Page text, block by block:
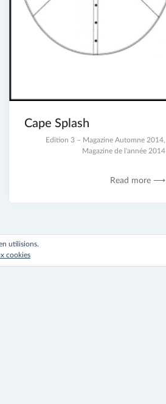
Cape Splash
Edition 3 – Magazine Automne 2014,
Magazine de l'année 2014
Read more ⟶
utilisions.
cookies